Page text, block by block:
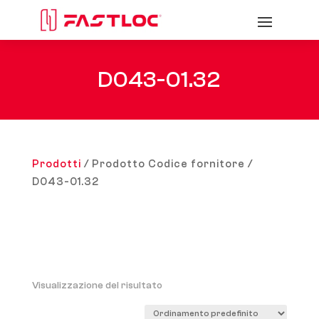
D043-01.32
Prodotti / Prodotto Codice fornitore /
D043-01.32
Visualizzazione del risultato